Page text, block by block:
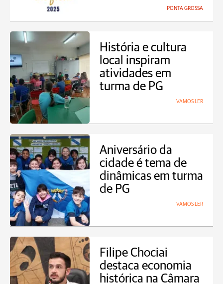
PONTA GROSSA
História e cultura
local inspiram
atividades em
turma de PG
VAMOS LER
Aniversário da
cidade é tema de
dinâmicas em turma
de PG
VAMOS LER
Filipe Chociai
destaca economia
histórica na Câmara